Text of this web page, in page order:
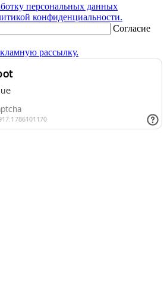
персональных данных
конфиденциальности.
Согласие
рассылку.